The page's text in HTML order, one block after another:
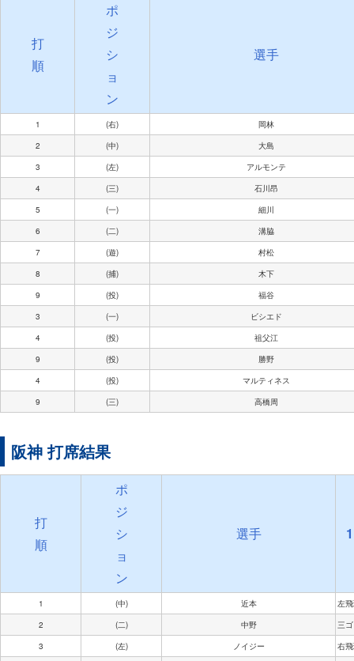
打
順
ポ
ジ
シ
ョ
ン
選手
1 (右)
岡林
2
(中)
大島
3
(左)
アルモンテ
4
(三)
石川昂
5
(一)
細川
6
(二)
溝脇
7
(遊)
村松
8
(捕)
木下
9
(投)
福谷
3
(一)
ビシエド
4
(投)
祖父江
9
(投)
勝野
4
(投)
マルティネス
9
(三) 高橋周
阪神 打席結果
打
順
ポ
ジ
シ
ョ
ン
選手 1
1 (中) 近本
左
2
(二) 中野
三
3
(左) ノイジー
右